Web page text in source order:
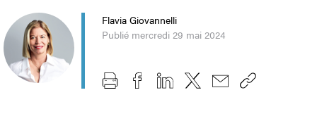
Flavia Giovannelli
Publié mercredi 29 mai 2024